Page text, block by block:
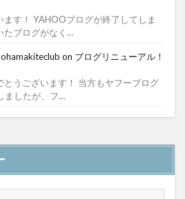
ます！ YAHOOブログが終了してしま
たブログがなく…
on ブログリニューアル！
とうございます！ 当方もヤフーブログ
ましたが、フ…